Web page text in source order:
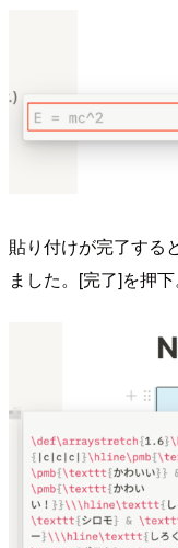
貼り付けが完了する
ました。[完了]を押下